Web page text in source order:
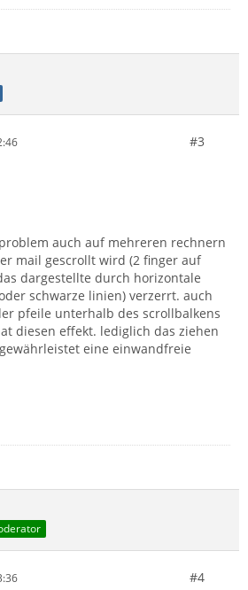
#3
auch auf mehreren rechnern
mail gescrollt wird (2 finger auf
dargestellte durch horizontale
schwarze linien) verzerrt. auch
pfeile unterhalb des scrollbalkens
diesen effekt. lediglich das ziehen
eine einwandfreie
#4